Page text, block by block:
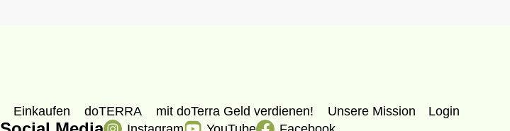
Einkaufen doTERRA mit doTerra Geld verdienen! Unsere Mission Login